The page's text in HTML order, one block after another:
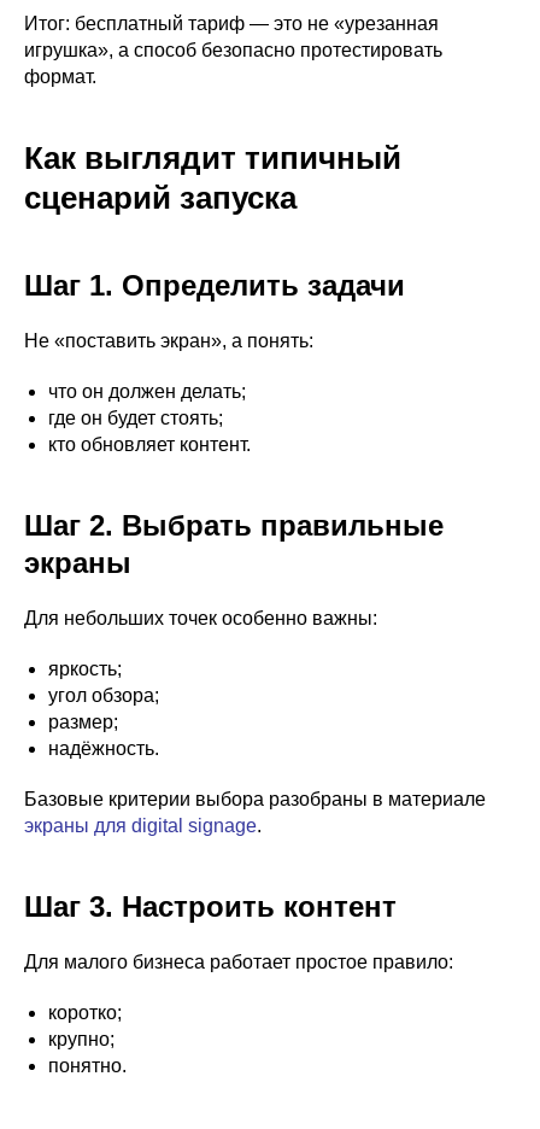
Итог: бесплатный тариф — это не «урезанная
игрушка», а способ безопасно протестировать
формат.
Как выглядит типичный
сценарий запуска
Шаг 1. Определить задачи
Не «поставить экран», а понять:
что он должен делать;
где он будет стоять;
кто обновляет контент.
Шаг 2. Выбрать правильные
экраны
Для небольших точек особенно важны:
яркость;
угол обзора;
размер;
надёжность.
Базовые критерии выбора разобраны в материале
экраны для digital signage.
Шаг 3. Настроить контент
Для малого бизнеса работает простое правило:
коротко;
крупно;
понятно.